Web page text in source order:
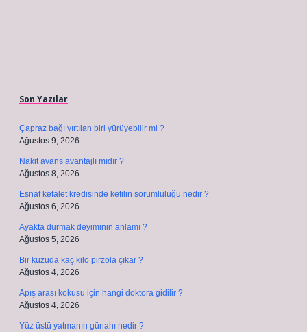
Son Yazılar
Çapraz bağı yırtılan biri yürüyebilir mi ?
Ağustos 9, 2026
Nakit avans avantajlı mıdır ?
Ağustos 8, 2026
Esnaf kefalet kredisinde kefilin sorumluluğu nedir ?
Ağustos 6, 2026
Ayakta durmak deyiminin anlamı ?
Ağustos 5, 2026
Bir kuzuda kaç kilo pirzola çıkar ?
Ağustos 4, 2026
Apış arası kokusu için hangi doktora gidilir ?
Ağustos 4, 2026
Yüz üstü yatmanın günahı nedir ?